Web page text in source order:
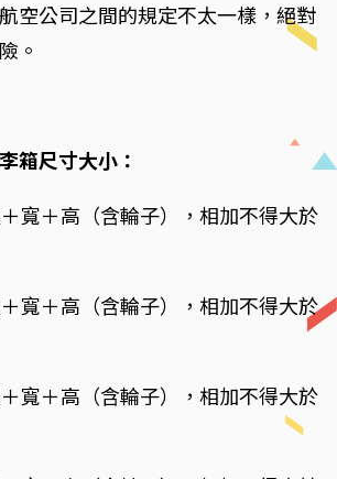
空公司之間的規定不太一樣，絕對
。
箱尺寸大小：
寬＋高（含輪子），相加不得大於
寬＋高（含輪子），相加不得大於
寬＋高（含輪子），相加不得大於